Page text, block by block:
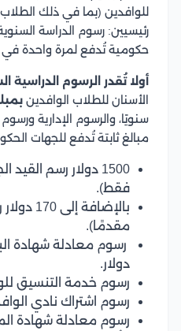
للوافدين (بما في ذلك
رئيسيين: رسوم الدراسة
حكومية تُدفع لمرة واحدة في
أولا تُقدر الرسوم الدراسية
الأسنان للطلاب الوافدين بمبلغ 8000
سنويًا، والرسوم الإدارية
مبالغ ثابتة تُدفع للجهات
1500 دولار رسم
فقط).
مقدمًا).
دولار.
رسوم خدمة التنسيق
رسوم اشتراك نادي الوافدين